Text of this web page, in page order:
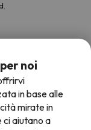
noi
in base alle
mirate in
ci aiutano a